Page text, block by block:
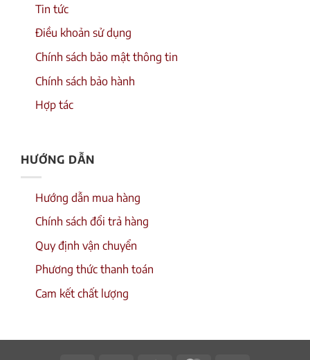
Tin tức
Điều khoản sử dụng
Chính sách bảo mật thông tin
Chính sách bảo hành
Hợp tác
HƯỚNG DẪN
Hướng dẫn mua hàng
Chính sách đổi trả hàng
Quy định vận chuyển
Phương thức thanh toán
Cam kết chất lượng